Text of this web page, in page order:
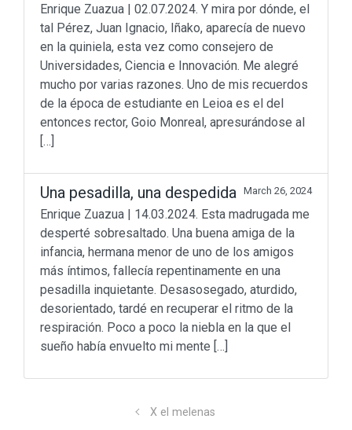
Enrique Zuazua | 02.07.2024. Y mira por dónde, el
tal Pérez, Juan Ignacio, Iñako, aparecía de nuevo
en la quiniela, esta vez como consejero de
Universidades, Ciencia e Innovación. Me alegré
mucho por varias razones. Uno de mis recuerdos
de la época de estudiante en Leioa es el del
entonces rector, Goio Monreal, apresurándose al
[…]
Una pesadilla, una despedida March 26, 2024
Enrique Zuazua | 14.03.2024. Esta madrugada me
desperté sobresaltado. Una buena amiga de la
infancia, hermana menor de uno de los amigos
más íntimos, fallecía repentinamente en una
pesadilla inquietante. Desasosegado, aturdido,
desorientado, tardé en recuperar el ritmo de la
respiración. Poco a poco la niebla en la que el
sueño había envuelto mi mente […]
X el melenas